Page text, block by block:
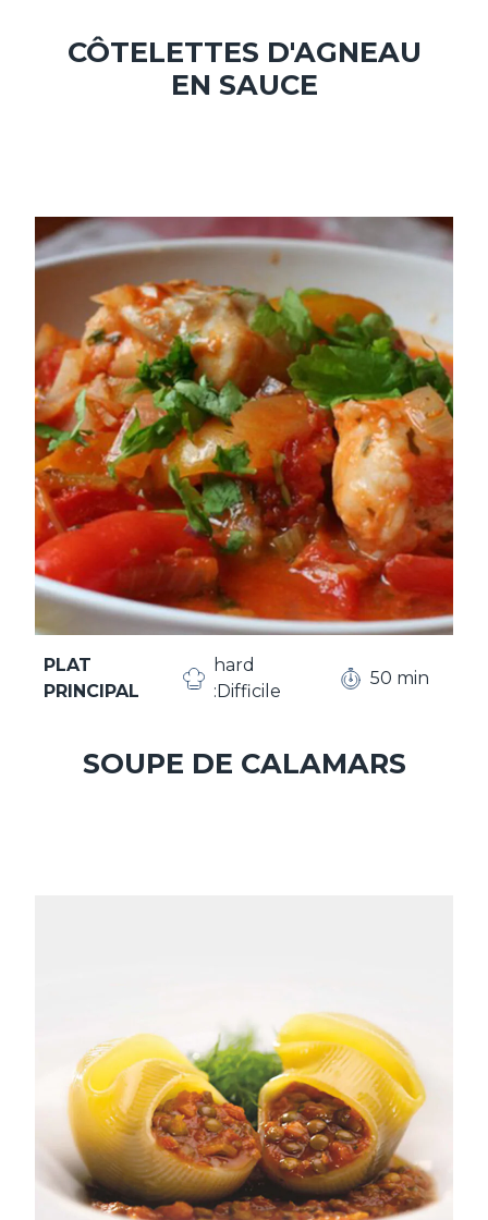
CÔTELETTES D'AGNEAU
EN SAUCE
PLAT
PRINCIPAL
hard
:Difficile
50 min
SOUPE DE CALAMARS